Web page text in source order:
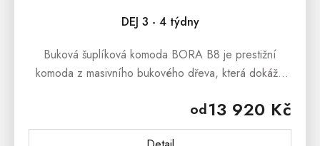
DEJ 3 - 4 týdny
od13 920 Kč
Buková šuplíková komoda BORA B8 je prestižní
komoda z masivního bukového dřeva, která dokáže
vzhledem.Buková šuplíková komoda BORA...